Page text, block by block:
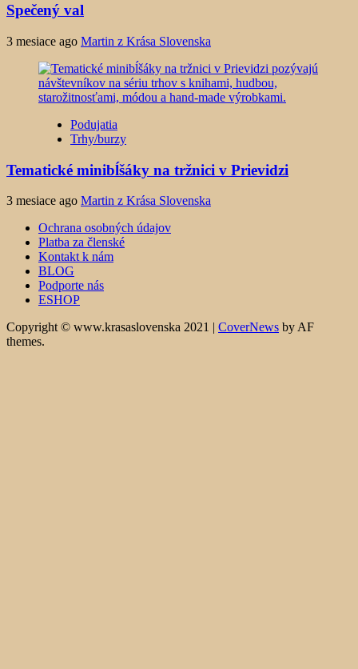
Spečený val
3 mesiace ago Martin z Krása Slovenska
Podujatia
Trhy/burzy
Tematické minibĺšáky na tržnici v Prievidzi
3 mesiace ago Martin z Krása Slovenska
Ochrana osobných údajov
Platba za členské
Kontakt k nám
BLOG
Podporte nás
ESHOP
Copyright © www.krasaslovenska 2021 | CoverNews by AF
themes.